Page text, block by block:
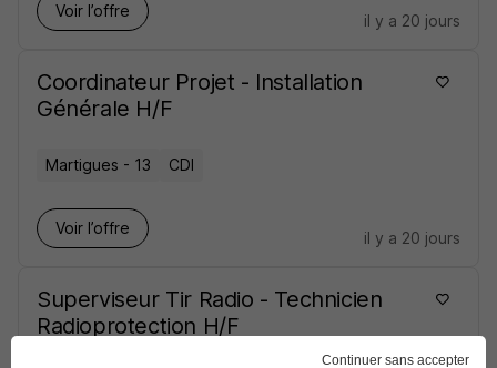
Voir l’offre
il y a 20 jours
Coordinateur Projet - Installation
Générale H/F
Martigues - 13 CDI
Voir l’offre
il y a 20 jours
Superviseur Tir Radio - Technicien
Radioprotection H/F
Continuer sans accepter